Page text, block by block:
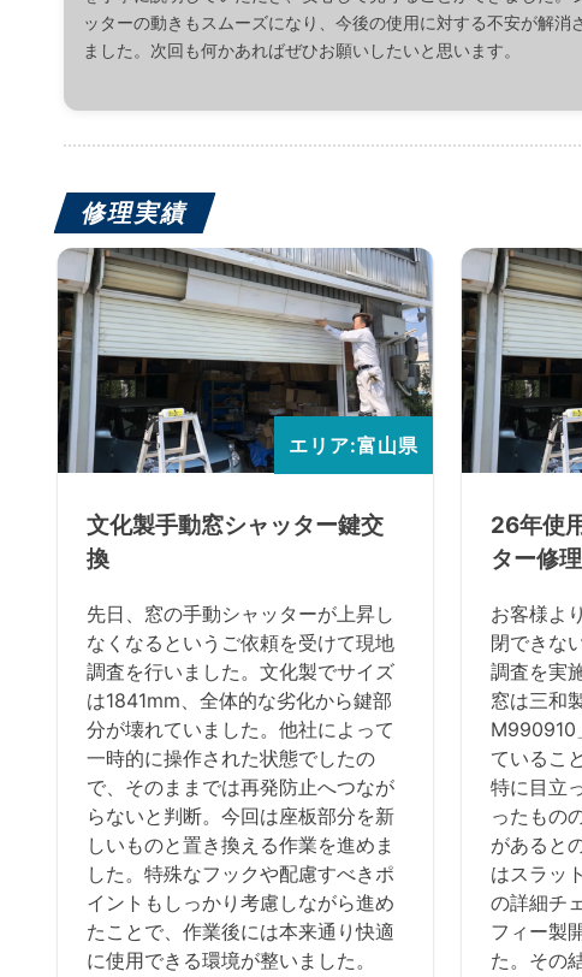
ッターの動きもスムーズになり、今後の使用に対する不安が解消
ました。次回も何かあればぜひお願いしたいと思います。
修理実績
エリア:富山県
文化製手動窓シャッター鍵交
換
先日、窓の手動シャッターが上昇し
なくなるというご依頼を受けて現地
調査を行いました。文化製でサイズ
は1841mm、全体的な劣化から鍵部
分が壊れていました。他社によって
一時的に操作された状態でしたの
で、そのままでは再発防止へつなが
らないと判断。今回は座板部分を新
しいものと置き換える作業を進めま
した。特殊なフックや配慮すべきポ
イントもしっかり考慮しながら進め
たことで、作業後には本来通り快適
に使用できる環境が整いました。
26年使
ター修
お客様よ
閉できな
調査を実
窓は三和
M990910
ているこ
特に目立
ったもの
があると
はスラッ
の詳細チ
フィー製
た。その